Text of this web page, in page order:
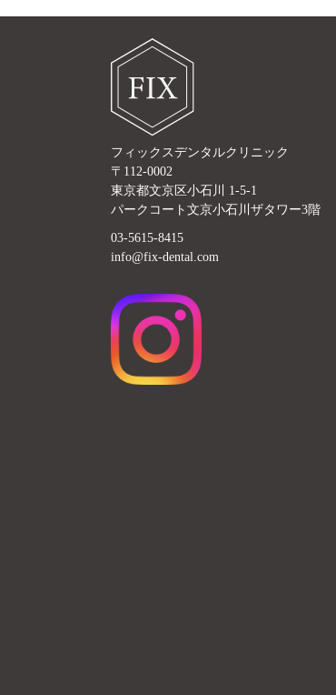
フィックスデンタルクリニック
〒112-0002
東京都文京区小石川 1-5-1
パークコート文京小石川ザタワー3階
03-5615-8415
info@fix-dental.com